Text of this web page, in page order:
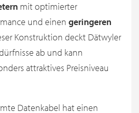
mit optimierter
und einen geringeren
Konstruktion deckt Dätwyler
ab und kann
attraktives Preisniveau
Datenkabel hat einen